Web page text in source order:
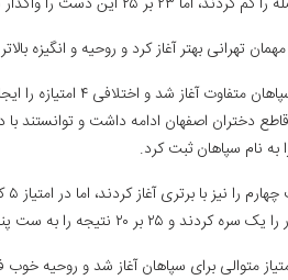
تهرانی بهتر آغاز کرد و روحیه و انگیزه
۲۵ بر ۲۰ نتیجه را به ست پنجم کشاندند.